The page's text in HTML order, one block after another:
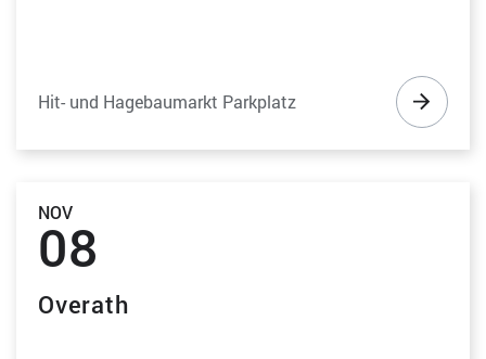
Hit- und Hagebaumarkt Parkplatz
NOV
08
Overath